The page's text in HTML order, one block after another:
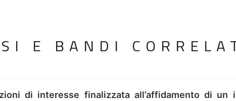
E BANDI
di interesse finalizzata all’affidamento di un